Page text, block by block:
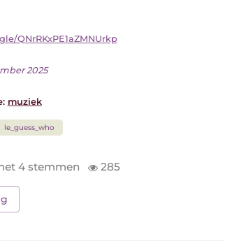
QNrRKxPE1aZMNUrkp
2025
muziek
le_guess_who
4 stemmen 285